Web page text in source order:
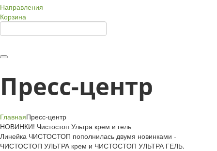
Направления
Корзина
Пресс-центр
ГлавнаяПресс-центр
НОВИНКИ! Чистостоп Ультра крем и гель
Линейка ЧИСТОСТОП пополнилась двумя новинками -
ЧИСТОСТОП УЛЬТРА крем и ЧИСТОСТОП УЛЬТРА ГЕЛЬ.